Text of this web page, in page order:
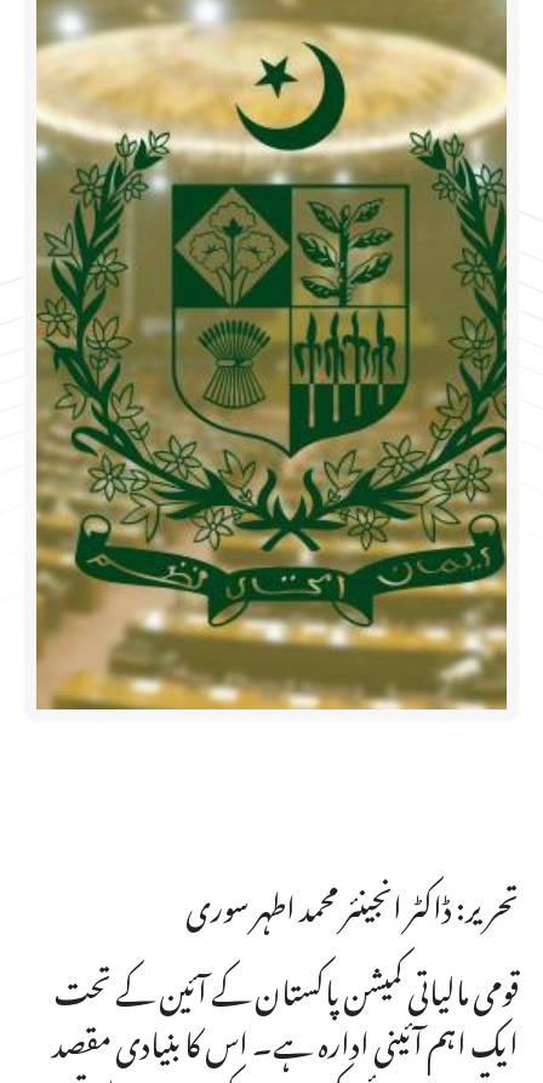
تحریر: ڈاکٹر انجینئر محمد اطہر سوری
قومی مالیاتی کمیشن پاکستان کے آئین کے تحت
ایک اہم آئینی ادارہ ہے۔ اس کا بنیادی مقصد